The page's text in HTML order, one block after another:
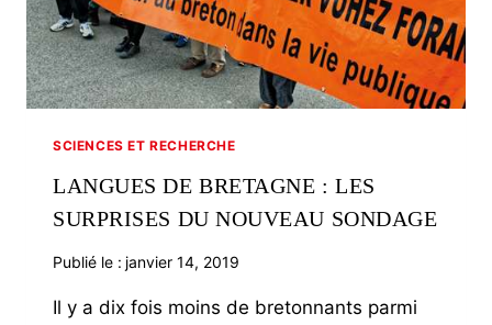
SCIENCES ET RECHERCHE
LANGUES DE BRETAGNE : LES
SURPRISES DU NOUVEAU SONDAGE
Publié le : janvier 14, 2019
Il y a dix fois moins de bretonnants parmi